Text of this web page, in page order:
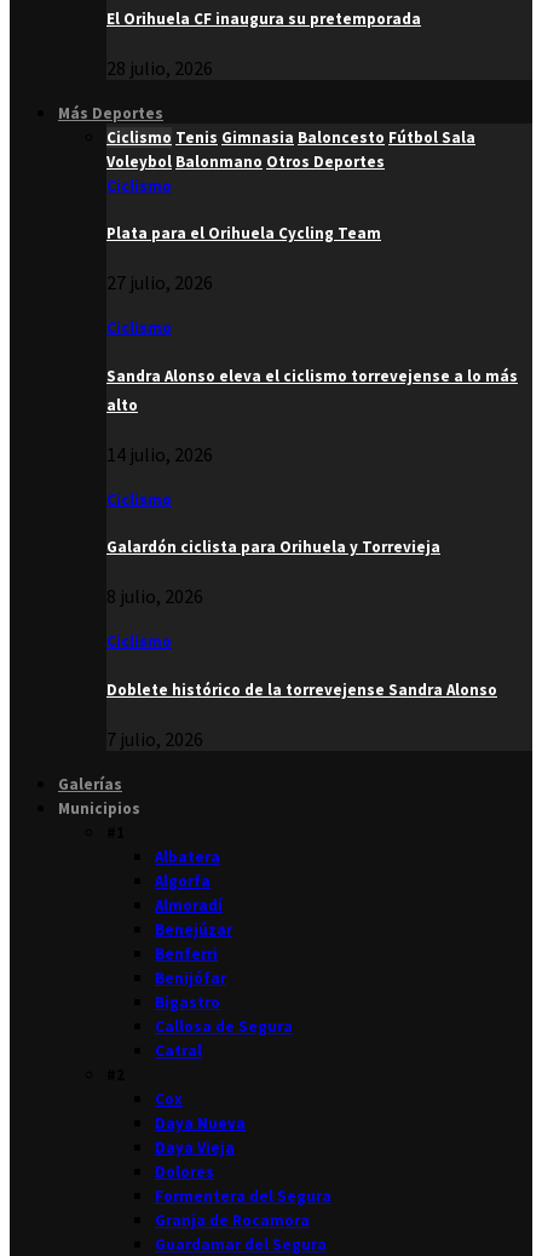
El Orihuela CF inaugura su pretemporada
28 julio, 2026
Más Deportes
Ciclismo Tenis Gimnasia Baloncesto Fútbol Sala
Voleybol Balonmano Otros Deportes
Ciclismo
Plata para el Orihuela Cycling Team
27 julio, 2026
Ciclismo
Sandra Alonso eleva el ciclismo torrevejense a lo más
alto
14 julio, 2026
Ciclismo
Galardón ciclista para Orihuela y Torrevieja
8 julio, 2026
Ciclismo
Doblete histórico de la torrevejense Sandra Alonso
7 julio, 2026
Galerías
Municipios
Albatera
Algorfa
Almoradí
Benejúzar
Benferri
Benijófar
Bigastro
Callosa de Segura
Catral
Cox
Daya Nueva
Daya Vieja
Dolores
Formentera del Segura
Granja de Rocamora
Guardamar del Segura